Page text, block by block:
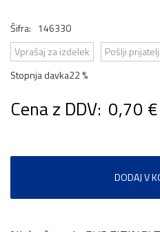
Šifra: 146330
Vprašaj za izdelek
Pošlji
Stopnja davka22 %
Cena z DDV: 0,70 €
DODAJ V